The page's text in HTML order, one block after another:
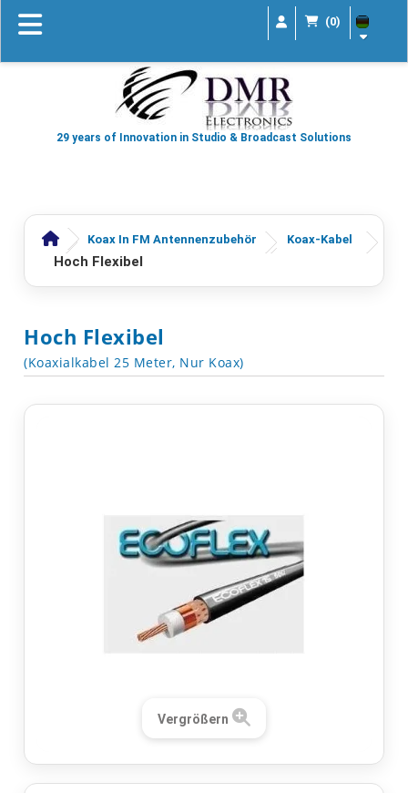
(0)
29 years of Innovation in Studio & Broadcast Solutions
Koax In FM Antennenzubehör Koax-Kabel
Hoch Flexibel
Hoch Flexibel
(Koaxialkabel 25 Meter, Nur Koax)
Vergrößern